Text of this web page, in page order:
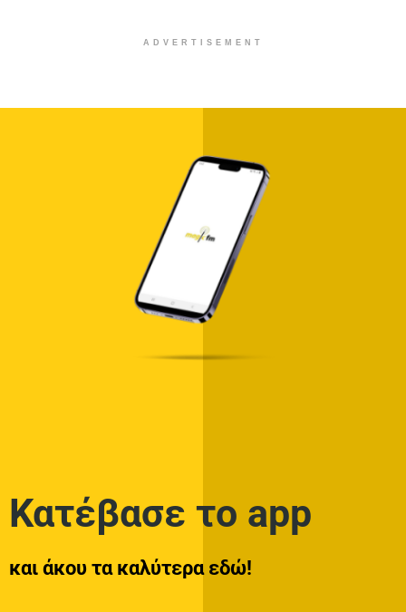
ADVERTISEMENT
Κατέβασε το app
και άκου τα καλύτερα εδώ!